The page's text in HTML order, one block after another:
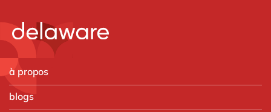
à propos
blogs